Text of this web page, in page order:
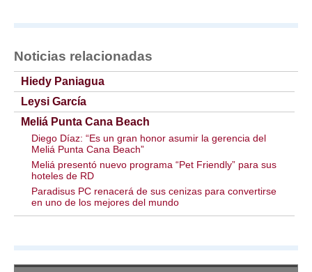
Noticias relacionadas
Hiedy Paniagua
Leysi García
Meliá Punta Cana Beach
Diego Díaz: “Es un gran honor asumir la gerencia del
Meliá Punta Cana Beach”
Meliá presentó nuevo programa “Pet Friendly” para sus
hoteles de RD
Paradisus PC renacerá de sus cenizas para convertirse
en uno de los mejores del mundo